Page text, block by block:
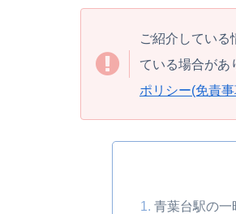
ご紹介してい
ている場合があ
ポリシー(免責
青葉台駅の一